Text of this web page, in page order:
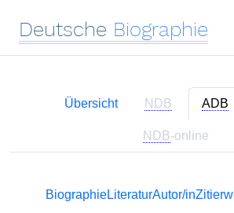
Deutsche Biographie
Übersicht NDB ADB
NDB-online
BiographieLiteraturAutor/in